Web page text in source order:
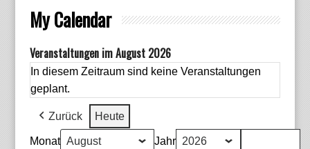
My Calendar
Veranstaltungen im August 2026
In diesem Zeitraum sind keine Veranstaltungen
geplant.
Zurück Heute
Monat Jahr